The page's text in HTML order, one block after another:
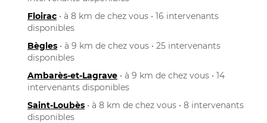
Floirac • à 8 km de chez vous • 16 intervenants
disponibles
Bègles • à 9 km de chez vous • 25 intervenants
disponibles
Ambarès-et-Lagrave • à 9 km de chez vous • 14
intervenants disponibles
Saint-Loubès • à 8 km de chez vous • 8 intervenants
disponibles